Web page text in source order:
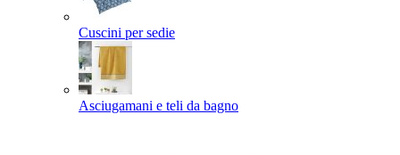
Cuscini per sedie
Asciugamani e teli da bagno